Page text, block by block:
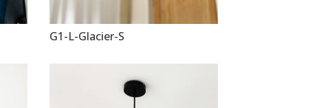
G1-L-Glacier-S